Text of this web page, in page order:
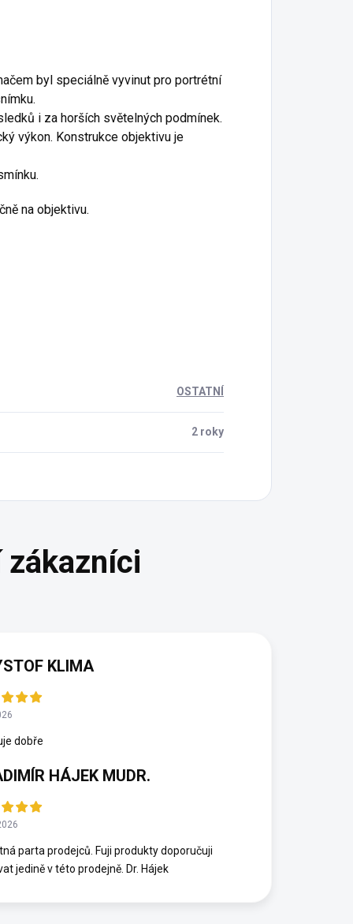
byl speciálně vyvinut pro portrétní
i za horších světelných podmínek.
výkon. Konstrukce objektivu je
na objektivu.
OSTATNÍ
2 roky
KLIMA
dobře
HÁJEK MUDR.
parta prodejců. Fuji produkty doporučuji
jedině v této prodejně. Dr. Hájek